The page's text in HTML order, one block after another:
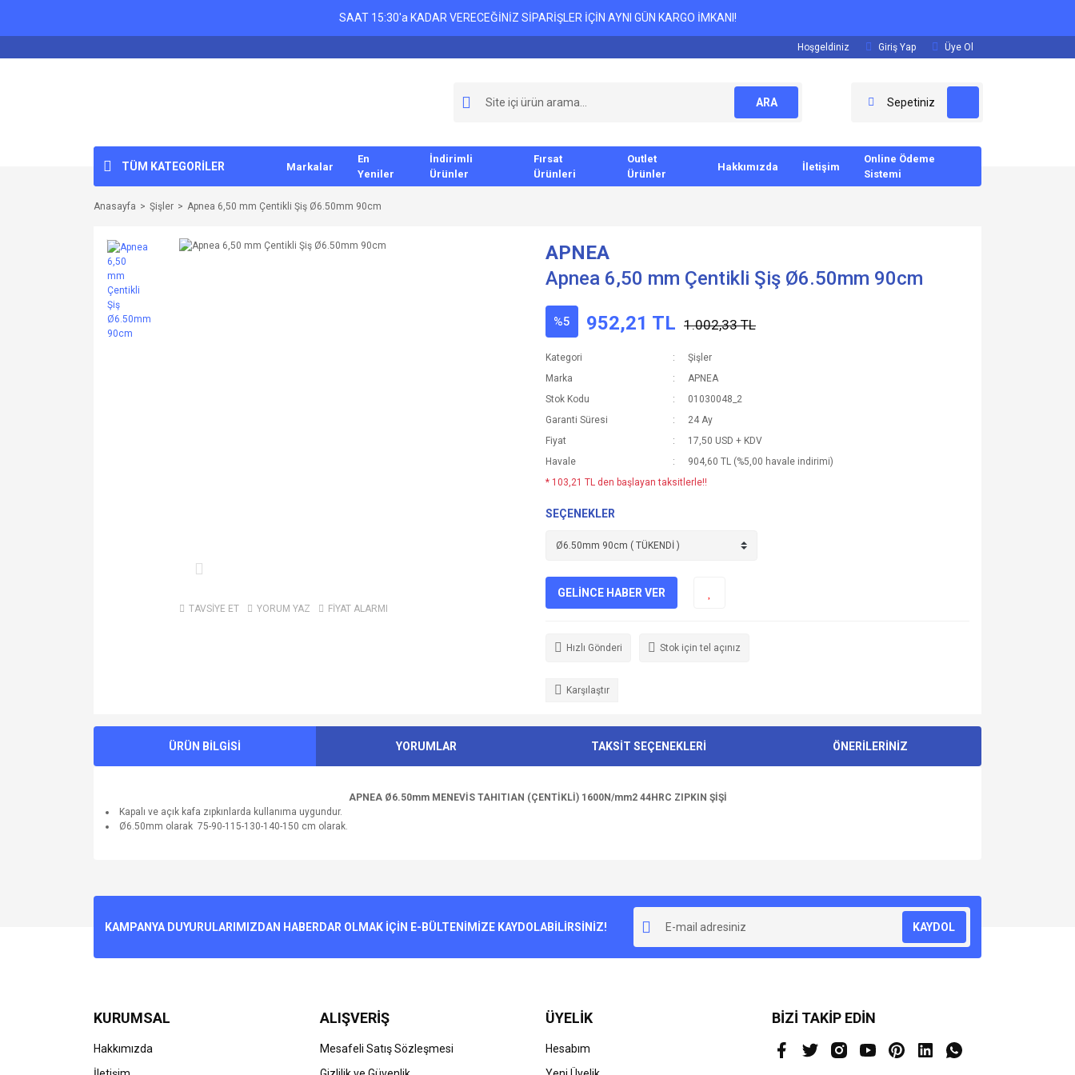
SAAT 15:30'a KADAR VERECEĞİNİZ SİPARİŞLER İÇİN AYNI GÜN KARGO İMKANI!
Hoşgeldiniz Giriş Yap Üye Ol
ARA Sepetiniz
TÜM KATEGORİLER Markalar
En
Yeniler
İndirimli
Ürünler
Fırsat
Ürünleri
Outlet
Ürünler
Hakkımızda İletişim
Online Ödeme
Sistemi
Anasayfa Şişler Apnea 6,50 mm Çentikli Şiş Ø6.50mm 90cm
TAVSİYE ET YORUM YAZ FİYAT ALARMI
APNEA
Apnea 6,50 mm Çentikli Şiş Ø6.50mm 90cm
%5 952,21 TL 1.002,33 TL
Kategori
Şişler
Marka
APNEA
Stok Kodu
01030048_2
Garanti Süresi
24 Ay
Fiyat
17,50 USD + KDV
Havale
904,60 TL (%5,00 havale indirimi)
* 103,21 TL den başlayan taksitlerle!!
SEÇENEKLER
GELİNCE HABER VER
Hızlı Gönderi Stok için tel açınız
Karşılaştır
ÜRÜN BİLGİSİ YORUMLAR TAKSİT SEÇENEKLERİ ÖNERİLERİNİZ
APNEA Ø6.50mm MENEVİS TAHITIAN (ÇENTİKLİ) 1600N/mm2 44HRC ZIPKIN ŞİŞİ
Kapalı ve açık kafa zıpkınlarda kullanıma uygundur.
Ø6.50mm olarak 75-90-115-130-140-150 cm olarak.
Ürün resmi kalitesiz, bozuk veya görüntülenemiyor.
Bu ürüne benzer farklı alternatifler olmalı.
KAMPANYA DUYURULARIMIZDAN HABERDAR OLMAK İÇİN E-BÜLTENİMİZE KAYDOLABİLİRSİNİZ! KAYDOL
KURUMSAL
Hakkımızda
ALIŞVERİŞ
Mesafeli Satış Sözleşmesi
ÜYELİK
Hesabım
BİZİ TAKİP EDİN